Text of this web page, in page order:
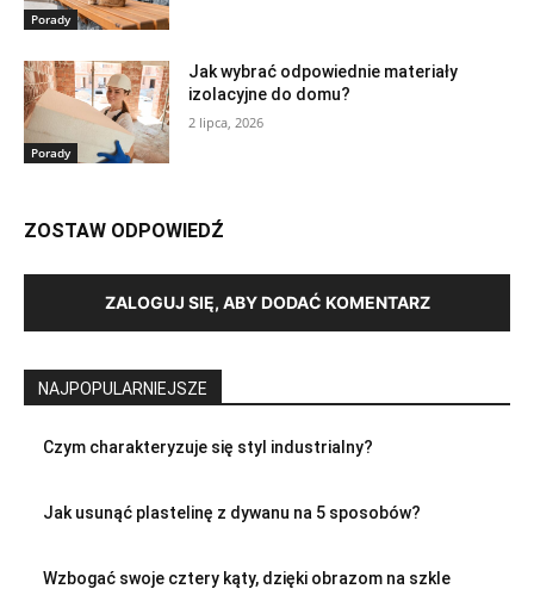
Porady
Porady
Jak wybrać odpowiednie materiały
izolacyjne do domu?
2 lipca, 2026
ZOSTAW ODPOWIEDŹ
ZALOGUJ SIĘ, ABY DODAĆ KOMENTARZ
NAJPOPULARNIEJSZE
Czym charakteryzuje się styl industrialny?
Jak usunąć plastelinę z dywanu na 5 sposobów?
Wzbogać swoje cztery kąty, dzięki obrazom na szkle